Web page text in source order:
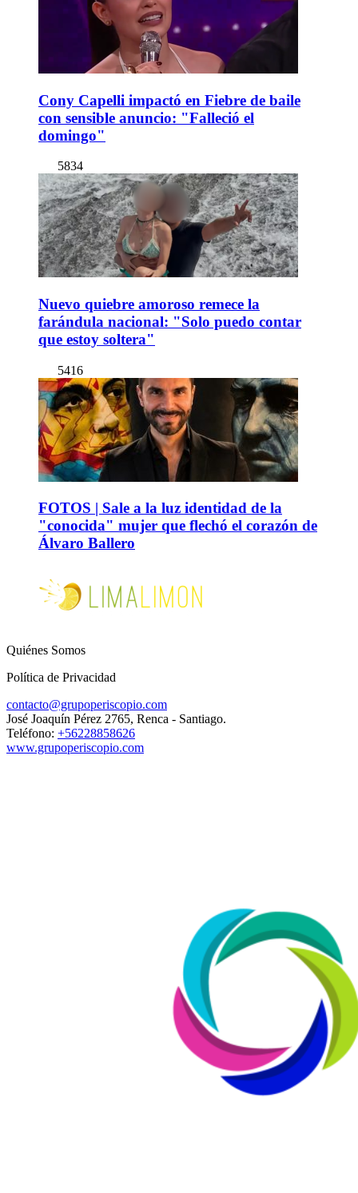
Cony Capelli impactó en Fiebre de baile
con sensible anuncio: "Falleció el
domingo"
5834
Nuevo quiebre amoroso remece la
farándula nacional: "Solo puedo contar
que estoy soltera"
5416
FOTOS | Sale a la luz identidad de la
"conocida" mujer que flechó el corazón de
Álvaro Ballero
Quiénes Somos
Política de Privacidad
contacto@grupoperiscopio.com
José Joaquín Pérez 2765, Renca - Santiago.
Teléfono: +56228858626
www.grupoperiscopio.com